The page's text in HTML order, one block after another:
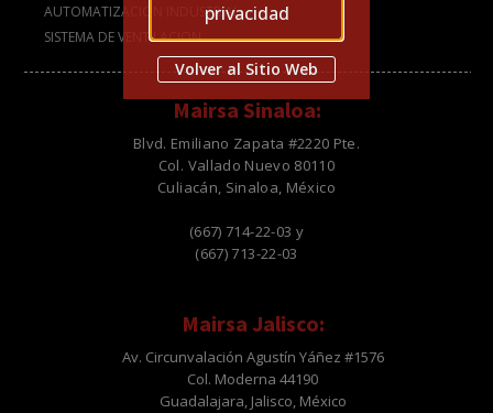
privacidad
Volver al Sitio Web
AUTOMATIZACION INDUSTRIAL
SISTEMA DE VENTILACION
Mairsa Sinaloa:
Blvd. Emiliano Zapata #2220 Pte.
Col. Vallado Nuevo 80110
Culiacán, Sinaloa, México
(667) 714-22-03 y
(667) 713-22-03
Mairsa Jalisco:
Av. Circunvalación Agustín Yáñez #1576
Col. Moderna 44190
Guadalajara, Jalisco, México